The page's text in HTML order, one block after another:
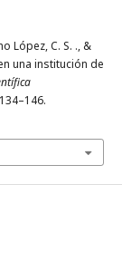
López, C. S. ., &
una institución de